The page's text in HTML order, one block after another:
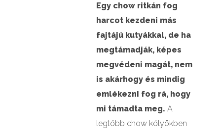
Egy chow ritkán fog
harcot kezdeni más
fajtájú kutyákkal, de ha
megtámadják, képes
megvédeni magát, nem
is akárhogy és mindig
emlékezni fog rá, hogy
mi támadta meg.A
legtöbb chow kölyökben